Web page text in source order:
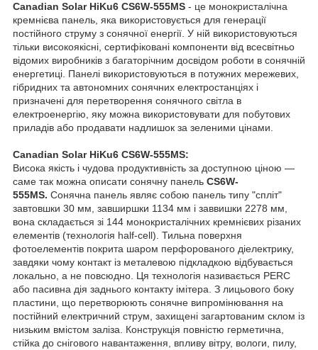
Canadian Solar HiKu6 CS6W-555MS - це монокристалічна
кремнієва панель, яка використовується для генерації
постійного струму з сонячної енергії. У ній використовуються
тільки високоякісні, сертифіковані компоненти від всесвітньо
відомих виробників з багаторічним досвідом роботи в сонячній
енергетиці. Панелі використовуються в потужних мережевих,
гібридних та автономних сонячних електростанціях і
призначені для перетворення сонячного світла в
електроенергію, яку можна використовувати для побутових
приладів або продавати надлишок за зеленими цінами.
Canadian Solar HiKu6 CS6W-555MS:
Висока якість і чудова продуктивність за доступною ціною —
саме так можна описати сонячну панель CS6W-
555MS. Сонячна панель являє собою панель типу "спліт"
завтовшки 30 мм, завширшки 1134 мм і заввишки 2278 мм,
вона складається зі 144 монокристалічних кремнієвих різаних
елементів (технологія half-cell). Тильна поверхня
фотоелементів покрита шаром перфорованого діелектрику,
завдяки чому контакт із металевою підкладкою відбувається
локально, а не повсюдно. Ця технологія називається PERC
або пасивна дія заднього контакту імітера. З лицьового боку
пластини, що перетворюють сонячне випромінювання на
постійний електричний струм, захищені загартованим склом із
низьким вмістом заліза. Конструкція повністю герметична,
стійка до снігового навантаження, впливу вітру, вологи, пилу,